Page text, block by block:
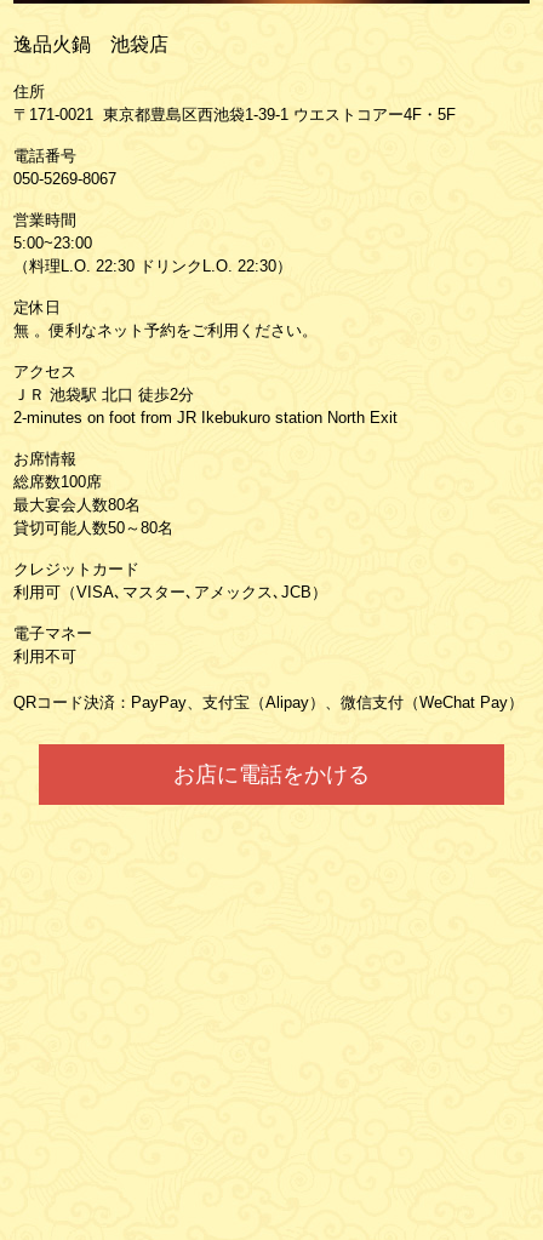
逸品火鍋 池袋店
住所
〒171-0021 東京都豊島区西池袋1-39-1 ウエストコアー4F・5F
電話番号
050-5269-8067
営業時間
5:00~23:00
（料理L.O. 22:30 ドリンクL.O. 22:30）
定休日
無 。便利なネット予約をご利用ください。
アクセス
ＪＲ 池袋駅 北口 徒歩2分
2-minutes on foot from JR Ikebukuro station North Exit
お席情報
総席数100席
最大宴会人数80名
貸切可能人数50～80名
クレジットカード
利用可（VISA､マスター､アメックス､JCB）
電子マネー
利用不可
QRコード決済：PayPay、支付宝（Alipay）、微信支付（WeChat Pay）
お店に電話をかける